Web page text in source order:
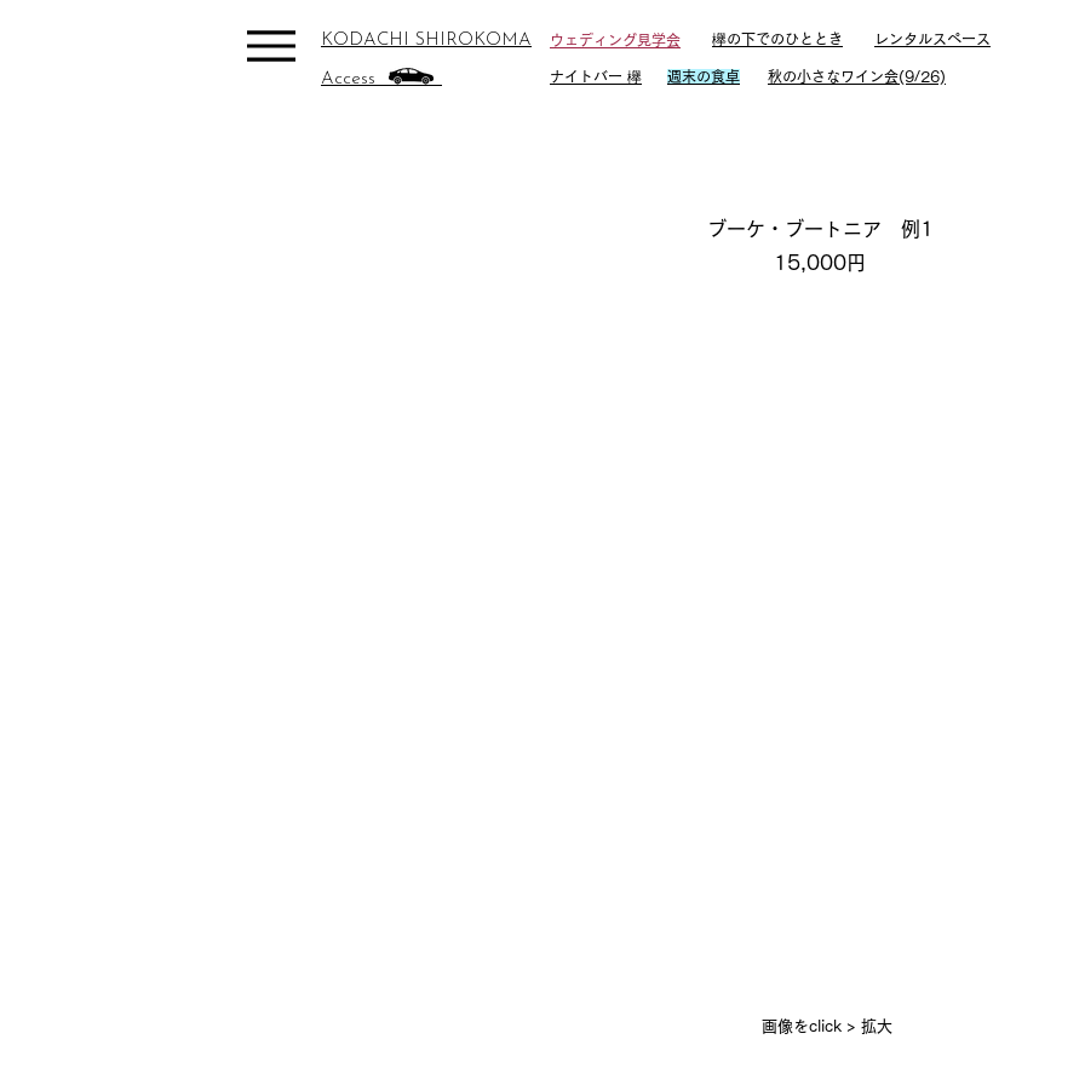
KODACHI SHIROKOMA
Access
ウェディング見学会 欅の下でのひととき レンタルスペース
ナイトバー 欅 週末の食卓 秋の小さなワイン会(9/26)
ブーケ・ブートニア 例1
15,000円
画像をclick > 拡大